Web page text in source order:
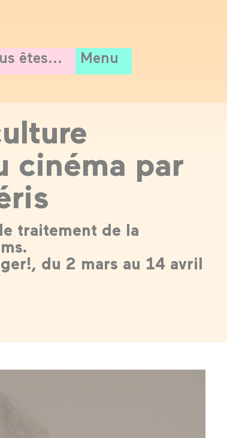
êtes... Menu
cinéma par
traitement de la
du 2 mars au 14 avril